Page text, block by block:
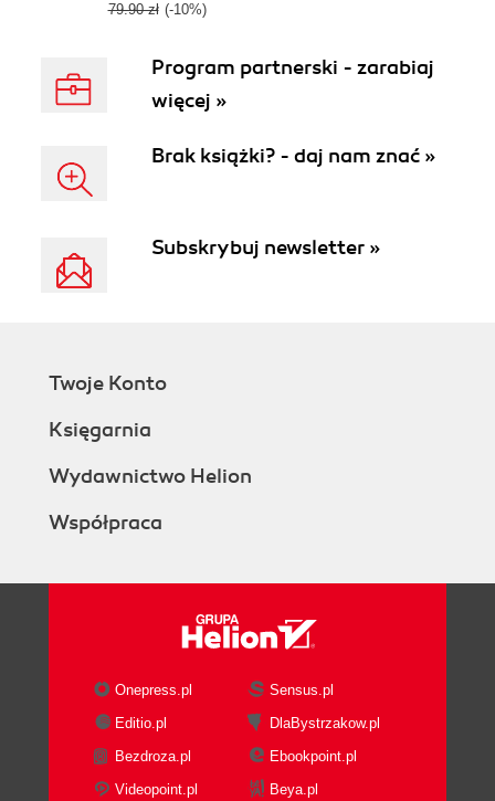
79.90 zł (-10%)
Program partnerski - zarabiaj
więcej »
Brak książki? - daj nam znać »
Subskrybuj newsletter »
Twoje Konto
Księgarnia
Wydawnictwo Helion
Współpraca
Onepress.pl
Sensus.pl
Editio.pl
DlaBystrzakow.pl
Bezdroza.pl
Ebookpoint.pl
Videopoint.pl
Beya.pl